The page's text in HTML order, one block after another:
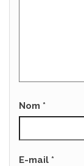
Nom *
E-mail *